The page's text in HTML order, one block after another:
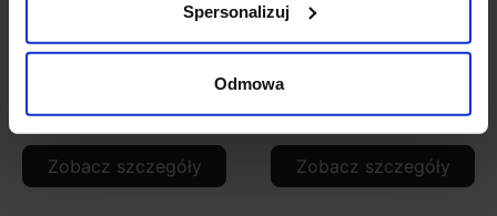
Spersonalizuj
Odmowa
AQFORM TRIBA midi
E27 natynkowa 47039
376,38 zł
Zobacz szczegóły
AQFORM TRIBA midi
E27 spider zwieszana
59927
Zobacz szczegóły